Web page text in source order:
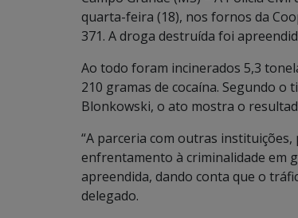
quarta-feira (18), nos fornos da
371. A droga destruída foi
Ao todo foram incinerados 5,3
210 gramas de cocaína. Segundo
Blonkowski, o ato mostra o
“A parceria com outras
enfrentamento à criminalidade em
apreendida, dando conta que o
delegado.